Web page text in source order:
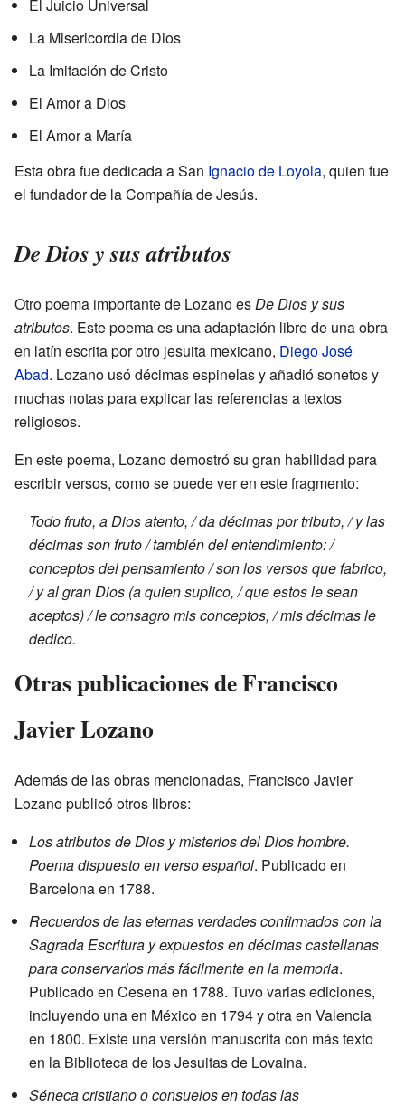
El Juicio Universal
La Misericordia de Dios
La Imitación de Cristo
El Amor a Dios
El Amor a María
Esta obra fue dedicada a San Ignacio de Loyola, quien fue
el fundador de la Compañía de Jesús.
De Dios y sus atributos
Otro poema importante de Lozano es De Dios y sus
atributos. Este poema es una adaptación libre de una obra
en latín escrita por otro jesuita mexicano, Diego José
Abad. Lozano usó décimas espinelas y añadió sonetos y
muchas notas para explicar las referencias a textos
religiosos.
En este poema, Lozano demostró su gran habilidad para
escribir versos, como se puede ver en este fragmento:
Todo fruto, a Dios atento, / da décimas por tributo, / y las
décimas son fruto / también del entendimiento: /
conceptos del pensamiento / son los versos que fabrico,
/ y al gran Dios (a quien suplico, / que estos le sean
aceptos) / le consagro mis conceptos, / mis décimas le
dedico.
Otras publicaciones de Francisco
Javier Lozano
Además de las obras mencionadas, Francisco Javier
Lozano publicó otros libros:
Los atributos de Dios y misterios del Dios hombre.
Poema dispuesto en verso español. Publicado en
Barcelona en 1788.
Recuerdos de las eternas verdades confirmados con la
Sagrada Escritura y expuestos en décimas castellanas
para conservarlos más fácilmente en la memoria.
Publicado en Cesena en 1788. Tuvo varias ediciones,
incluyendo una en México en 1794 y otra en Valencia
en 1800. Existe una versión manuscrita con más texto
en la Biblioteca de los Jesuitas de Lovaina.
Séneca cristiano o consuelos en todas las